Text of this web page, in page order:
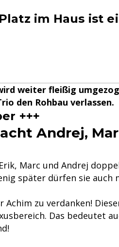
im Haus ist
weiter fleißig
den Rohbau verlassen.
+++
Andrej,
Marc und Andrej
später dürfen sie auch
Achim zu verdanken!
Das bedeutet